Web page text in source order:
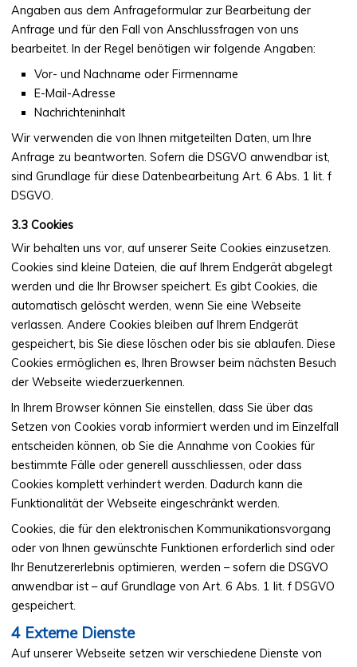
Angaben aus dem Anfrageformular zur Bearbeitung der
Anfrage und für den Fall von Anschlussfragen von uns
bearbeitet. In der Regel benötigen wir folgende Angaben:
Vor- und Nachname oder Firmenname
E-Mail-Adresse
Nachrichteninhalt
Wir verwenden die von Ihnen mitgeteilten Daten, um Ihre
Anfrage zu beantworten. Sofern die DSGVO anwendbar ist,
sind Grundlage für diese Datenbearbeitung Art. 6 Abs. 1 lit. f
DSGVO.
Cookies
Wir behalten uns vor, auf unserer Seite Cookies einzusetzen.
Cookies sind kleine Dateien, die auf Ihrem Endgerät abgelegt
werden und die Ihr Browser speichert. Es gibt Cookies, die
automatisch gelöscht werden, wenn Sie eine Webseite
verlassen. Andere Cookies bleiben auf Ihrem Endgerät
gespeichert, bis Sie diese löschen oder bis sie ablaufen. Diese
Cookies ermöglichen es, Ihren Browser beim nächsten Besuch
der Webseite wiederzuerkennen.
In Ihrem Browser können Sie einstellen, dass Sie über das
Setzen von Cookies vorab informiert werden und im Einzelfall
entscheiden können, ob Sie die Annahme von Cookies für
bestimmte Fälle oder generell ausschliessen, oder dass
Cookies komplett verhindert werden. Dadurch kann die
Funktionalität der Webseite eingeschränkt werden.
Cookies, die für den elektronischen Kommunikationsvorgang
oder von Ihnen gewünschte Funktionen erforderlich sind oder
Ihr Benutzererlebnis optimieren, werden – sofern die DSGVO
anwendbar ist – auf Grundlage von Art. 6 Abs. 1 lit. f DSGVO
gespeichert.
Externe Dienste
Auf unserer Webseite setzen wir verschiedene Dienste von